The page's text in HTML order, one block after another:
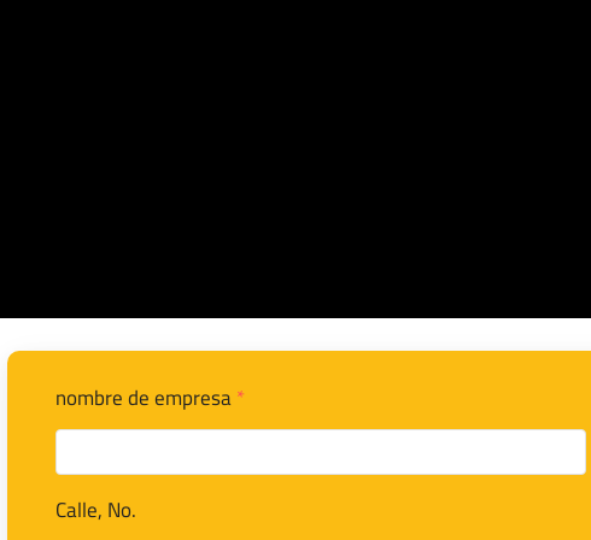
nombre de empresa*
Calle, No.